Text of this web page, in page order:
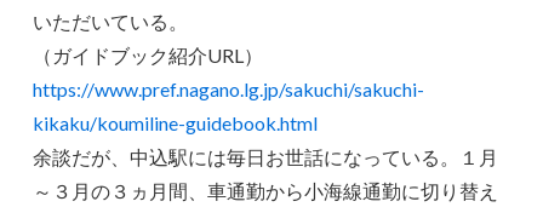
いただいている。
（ガイドブック紹介URL）
https://www.pref.nagano.lg.jp/sakuchi/sakuchi-
kikaku/koumiline-guidebook.html
余談だが、中込駅には毎日お世話になっている。１月
～３月の３ヵ月間、車通勤から小海線通勤に切り替え